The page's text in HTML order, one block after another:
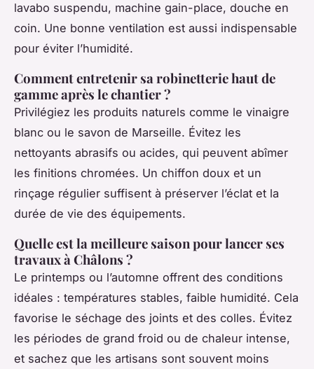
lavabo suspendu, machine gain-place, douche en
coin. Une bonne ventilation est aussi indispensable
pour éviter l’humidité.
Comment entretenir sa robinetterie haut de
gamme après le chantier ?
Privilégiez les produits naturels comme le vinaigre
blanc ou le savon de Marseille. Évitez les
nettoyants abrasifs ou acides, qui peuvent abîmer
les finitions chromées. Un chiffon doux et un
rinçage régulier suffisent à préserver l’éclat et la
durée de vie des équipements.
Quelle est la meilleure saison pour lancer ses
travaux à Châlons ?
Le printemps ou l’automne offrent des conditions
idéales : températures stables, faible humidité. Cela
favorise le séchage des joints et des colles. Évitez
les périodes de grand froid ou de chaleur intense,
et sachez que les artisans sont souvent moins